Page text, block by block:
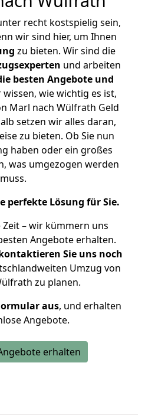
recht kostspielig sein,
wir sind hier, um Ihnen
zu bieten. Wir sind die
und arbeiten
besten Angebote und
wie wichtig es ist,
Marl nach Wülfrath Geld
setzen wir alles daran,
zu bieten. Ob Sie nun
haben oder ein großes
was umgezogen werden
muss.
perfekte Lösung für Sie.
Zeit – wir kümmern uns
Angebote erhalten.
Sie uns noch
Umzug von
zu planen.
aus, und erhalten
Angebote.
erhalten